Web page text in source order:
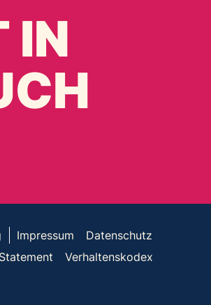
IN
Impressum
Datenschutz
Verhaltenskodex